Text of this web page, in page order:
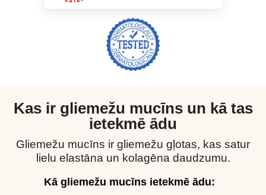
Kas ir gliemežu mucīns un kā tas
ietekmē ādu
Gliemežu mucīns ir gliemežu gļotas, kas satur
lielu elastāna un kolagēna daudzumu.
Kā gliemežu mucīns ietekmē ādu: